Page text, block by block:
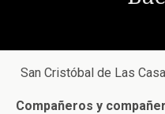
San Cristóbal de Las
Compañeros y